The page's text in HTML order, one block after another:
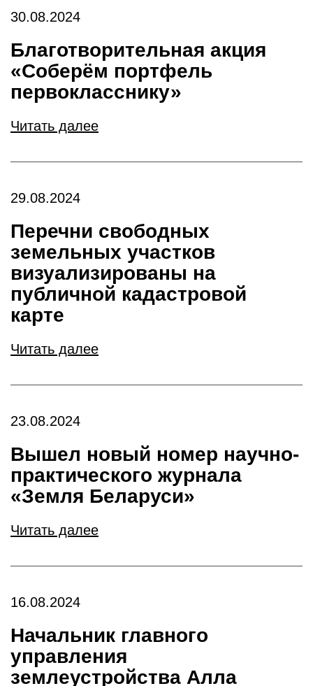
30.08.2024
Благотворительная акция
«Соберём портфель
первокласснику»
Читать далее
29.08.2024
Перечни свободных
земельных участков
визуализированы на
публичной кадастровой
карте
Читать далее
23.08.2024
Вышел новый номер научно-
практического журнала
«Земля Беларуси»
Читать далее
16.08.2024
Начальник главного
управления
землеустройства Алла